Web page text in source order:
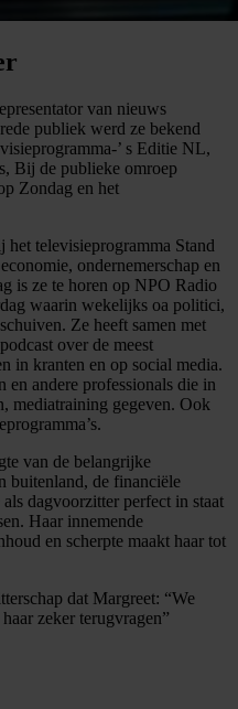
van nieuws
publiek werd ze bekend
’ s Editie NL,
Bij de publieke omroep
Zondag en het
televisieprogramma Stand
ondernemerschap en
is ze te horen op NPO Radio
waarin wekelijks oa politici,
Ze heeft samen met
over de meest
in kranten en op social media.
en andere professionals die in
mediatraining gegeven. Ook
van de belangrijke
buitenland, de financiële
dagvoorzitter perfect in staat
Haar innemende
en scherpte maakt haar tot
dat Margreet: “We
zeker terugvragen”